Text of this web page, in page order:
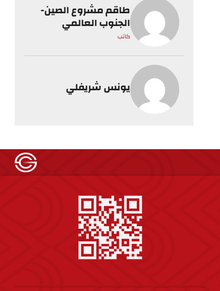
طاقم مشروع الصين-
الجنوب العالمي
كاتب
يونس شريفلي